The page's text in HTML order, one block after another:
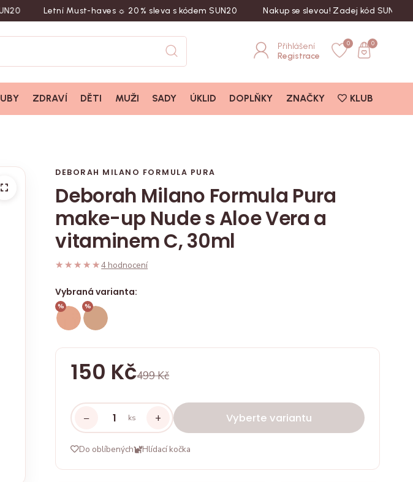
Letní Must-haves ☼ 20 % sleva s kódem SUN20 Nakup se slevou! Zadej kód SUN20
Přihlášení
Registrace
0 0
ZDRAVÍ DĚTI MUŽI SADY ÚKLID DOPLŇKY ZNAČKY KLUB
Vera a vitaminem C, 30ml
DEBORAH MILANO FORMULA PURA
Deborah Milano Formula Pura
make-up Nude s Aloe Vera a
vitaminem C, 30ml
★★★★★
★★★★★4 hodnocení
Vybraná varianta:
% %
150 Kč499 Kč
− ks + Vyberte variantu
Do oblíbených Hlídací kočka